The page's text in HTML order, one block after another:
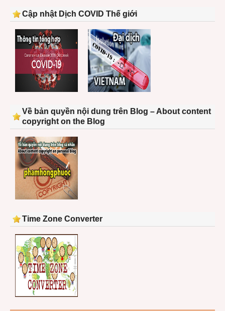
Cập nhật Dịch COVID Thế giới
Về bản quyền nội dung trên Blog – About content
copyright on the Blog
Time Zone Converter